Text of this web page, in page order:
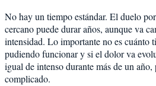
No hay un tiempo estándar. El duelo
cercano puede durar años, aunque va
intensidad. Lo importante no es cuánto
pudiendo funcionar y si el dolor va
igual de intenso durante más de un año,
complicado.